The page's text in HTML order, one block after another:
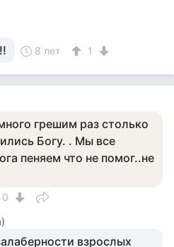
8 лет 1
грешим раз столько
Богу. . Мы все
пеняем что не помог..не
0
взрослых